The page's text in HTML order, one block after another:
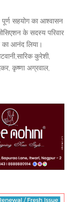
सहयोग का आश्वासन
के सदस्य परिवार
का आनंद लिया।
कुरेशी,
कृष्णा अग्रवाल,